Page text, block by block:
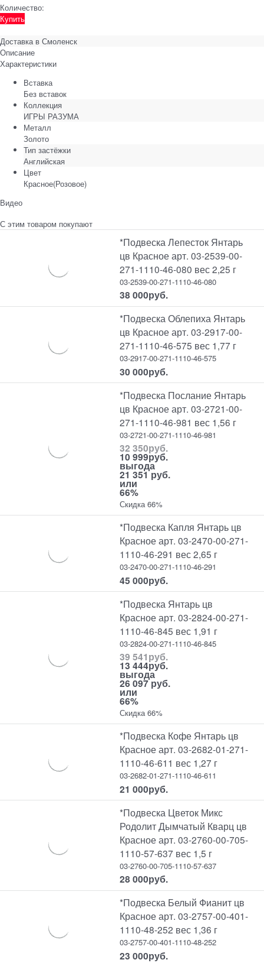
Количество:
Купить
Доставка в Смоленск
Описание
Характеристики
Вставка
Без вставок
Коллекция
ИГРЫ РАЗУМА
Металл
Золото
Тип застёжки
Английская
Цвет
Красное(Розовое)
Видео
С этим товаром покупают
*Подвеска Лепесток Янтарь
цв Красное арт. 03-2539-00-
271-1110-46-080 вес 2,25 г
03-2539-00-271-1110-46-080
38 000руб.
*Подвеска Облепиха Янтарь
цв Красное арт. 03-2917-00-
271-1110-46-575 вес 1,77 г
03-2917-00-271-1110-46-575
30 000руб.
*Подвеска Послание Янтарь
цв Красное арт. 03-2721-00-
271-1110-46-981 вес 1,56 г
03-2721-00-271-1110-46-981
32 350руб.
10 999руб.
выгода
21 351 руб.
или
66%
Скидка 66%
*Подвеска Капля Янтарь цв
Красное арт. 03-2470-00-271-
1110-46-291 вес 2,65 г
03-2470-00-271-1110-46-291
45 000руб.
*Подвеска Янтарь цв
Красное арт. 03-2824-00-271-
1110-46-845 вес 1,91 г
03-2824-00-271-1110-46-845
39 541руб.
13 444руб.
выгода
26 097 руб.
или
66%
Скидка 66%
*Подвеска Кофе Янтарь цв
Красное арт. 03-2682-01-271-
1110-46-611 вес 1,27 г
03-2682-01-271-1110-46-611
21 000руб.
*Подвеска Цветок Микс
Родолит Дымчатый Кварц цв
Красное арт. 03-2760-00-705-
1110-57-637 вес 1,5 г
03-2760-00-705-1110-57-637
28 000руб.
*Подвеска Белый Фианит цв
Красное арт. 03-2757-00-401-
1110-48-252 вес 1,36 г
03-2757-00-401-1110-48-252
23 000руб.